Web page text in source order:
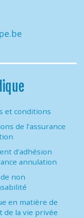
et conditions
de l'assurance
d'adhésion
annulation
non
en matière de
de la vie privée